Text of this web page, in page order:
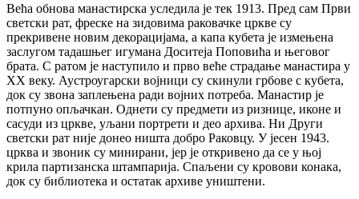
Већа обнова манастирска уследила је тек 1913. Пред сам Први
светски рат, фреске на зидовима раковачке цркве су
прекривене новим декорацијама, а капа кубета је измењена
заслугом тадашњег игумана Доситеја Поповића и његовог
брата. С ратом је наступило и прво веће страдање манастира у
XX веку. Аустроугарски војници су скинули грбове с кубета,
док су звона заплењена ради војних потреба. Манастир је
потпуно опљачкан. Однети су предмети из ризнице, иконе и
сасуди из цркве, уљани портрети и део архива. Ни Други
светски рат није донео ништа добро Раковцу. У јесен 1943.
црква и звоник су минирани, јер је откривено да се у њој
крила партизанска штампарија. Спаљени су кровови конака,
док су библиотека и остатак архиве уништени.